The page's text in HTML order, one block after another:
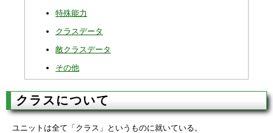
特殊能力
クラスデータ
敵クラスデータ
その他
クラスについて
ユニットは全て「クラス」というものに就いている。